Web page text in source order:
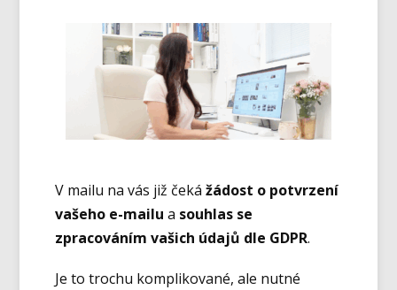
V mailu na vás již čekážádost o potvrzení
vašeho e-mailu a souhlas se
zpracováním vašich údajů dle GDPR.
Je to trochu komplikované, ale nutné